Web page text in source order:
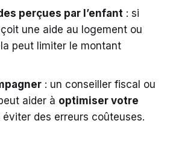
perçues par l’enfant : si
une aide au logement ou
peut limiter le montant
: un conseiller fiscal ou
aider à optimiser votre
éviter des erreurs coûteuses.